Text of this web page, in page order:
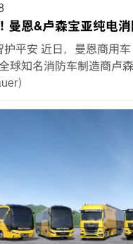
曼恩&卢森宝亚纯电
护平安 近日，曼恩商用
球知名消防车制造商卢
）